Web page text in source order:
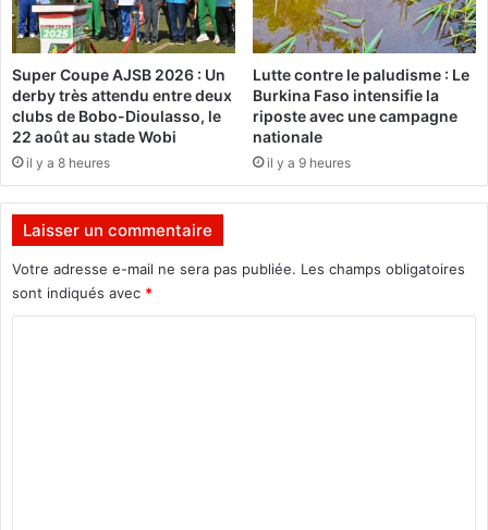
e
R
J
P
S
A
d
o
n
d
o
u
s
l
'
a
c
b
u
c
Super Coupe AJSB 2026 : Un
derby très attendu entre deux
clubs de Bobo-Dioulasso, le
22 août au stade Wobi
il y a 8 heures
Lutte contre le paludisme : Le
Burkina Faso intensifie la
riposte avec une campagne
nationale
il y a 9 heures
Laisser un commentaire
Votre adresse e-mail ne sera pas publiée. Les champs obligatoires
sont indiqués avec *